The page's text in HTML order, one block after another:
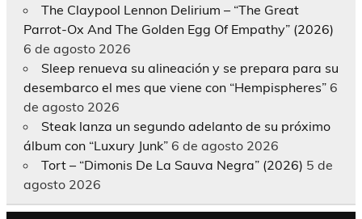
The Claypool Lennon Delirium – “The Great
Parrot-Ox And The Golden Egg Of Empathy” (2026)
6 de agosto 2026
Sleep renueva su alineación y se prepara para su
desembarco el mes que viene con “Hempispheres” 6
de agosto 2026
Steak lanza un segundo adelanto de su próximo
álbum con “Luxury Junk” 6 de agosto 2026
Tort – “Dimonis De La Sauva Negra” (2026) 5 de
agosto 2026